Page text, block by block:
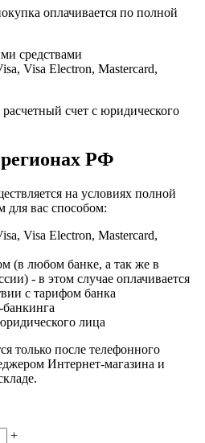
оплачивается по полной
средствами
Visa Electron, Mastercard,
счет с юридического
РФ
на условиях полной
для вас способом:
Visa Electron, Mastercard,
(в любом банке, а так же в
- в этом случае оплачивается
с тарифом банка
лица
только после телефонного
Интернет-магазина и
+